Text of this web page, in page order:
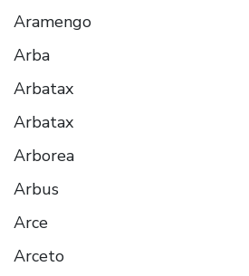
Aramengo
Arba
Arbatax
Arbatax
Arborea
Arbus
Arce
Arceto